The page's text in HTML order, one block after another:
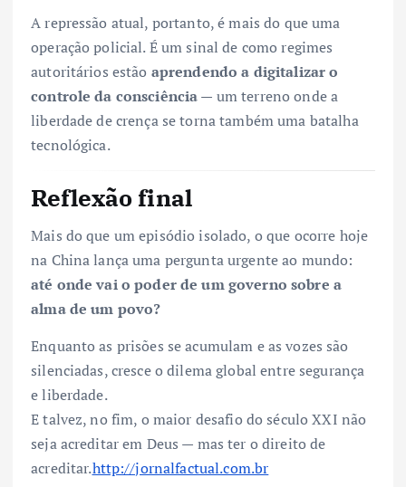
A repressão atual, portanto, é mais do que uma
operação policial. É um sinal de como regimes
autoritários estão aprendendo a digitalizar o
controle da consciência— um terreno onde a
liberdade de crença se torna também uma batalha
tecnológica.
Reflexão final
Mais do que um episódio isolado, o que ocorre hoje
na China lança uma pergunta urgente ao mundo:
até onde vai o poder de um governo sobre a
alma de um povo?
Enquanto as prisões se acumulam e as vozes são
silenciadas, cresce o dilema global entre segurança
e liberdade.
E talvez, no fim, o maior desafio do século XXI não
seja acreditar em Deus — mas ter o direito de
acreditar.http://jornalfactual.com.br